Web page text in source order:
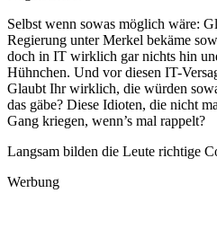
Selbst wenn sowas möglich wäre:
Regierung unter Merkel bekäme
doch in IT wirklich gar nichts hin
Hühnchen. Und vor diesen IT-
Glaubt Ihr wirklich, die würden
das gäbe? Diese Idioten, die nicht
Gang kriegen, wenn’s mal rappelt?
Langsam bilden die Leute richtige
Werbung